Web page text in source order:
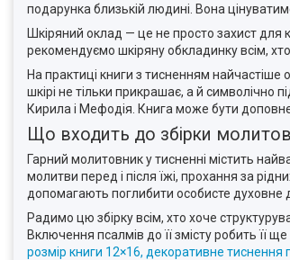
подарунка близькій людині. Вона
Шкіряний оклад — це не просто захист для
рекомендуємо шкіряну обкладинку всім,
На практиці книги з тисненням найчастіше
шкірі не тільки прикрашає, а й символічно
Кирила і Мефодія. Книга може бути
Що входить до збірки молитов
Гарний молитовник у тисненні містить
молитви перед і після їжі, прохання за
допомагають поглибити особисте духовне
Радимо цю збірку всім, хто хоче
Включення псалмів до її змісту робить її
розмір книги 12×16, декоративне тиснення